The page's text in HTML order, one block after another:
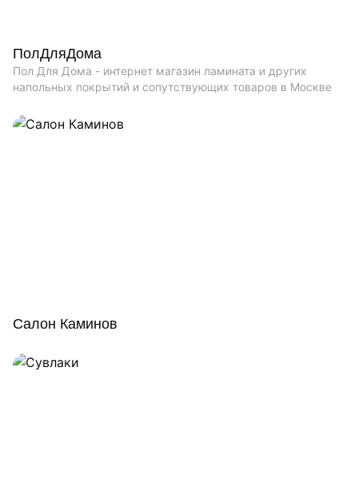
ПолДляДома
Пол Для Дома - интернет магазин ламината и других
напольных покрытий и сопутствующих товаров в Москве
Салон Каминов